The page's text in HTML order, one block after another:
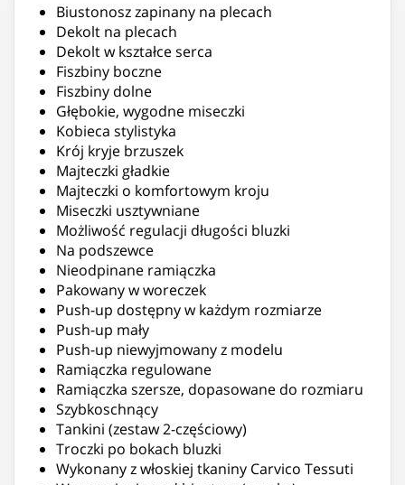
Biustonosz zapinany na plecach
Dekolt na plecach
Dekolt w kształce serca
Fiszbiny boczne
Fiszbiny dolne
Głębokie, wygodne miseczki
Kobieca stylistyka
Krój kryje brzuszek
Majteczki gładkie
Majteczki o komfortowym kroju
Miseczki usztywniane
Możliwość regulacji długości bluzki
Na podszewce
Nieodpinane ramiączka
Pakowany w woreczek
Push-up dostępny w każdym rozmiarze
Push-up mały
Push-up niewyjmowany z modelu
Ramiączka regulowane
Ramiączka szersze, dopasowane do rozmiaru
Szybkoschnący
Tankini (zestaw 2-częściowy)
Troczki po bokach bluzki
Wykonany z włoskiej tkaniny Carvico Tessuti